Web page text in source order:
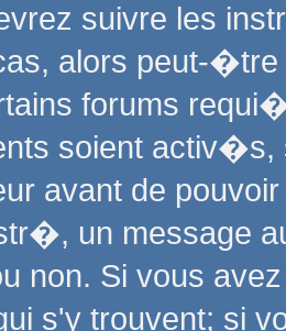
suivre les
alors peut-
forums
soient
avant de
un message
non. Si vous
s'y trouvent; si